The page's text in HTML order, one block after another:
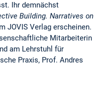
Ihr demnächst
Building. Narratives on
JOVIS Verlag erscheinen.
Mitarbeiterin
am Lehrstuhl für
Praxis, Prof. Andres